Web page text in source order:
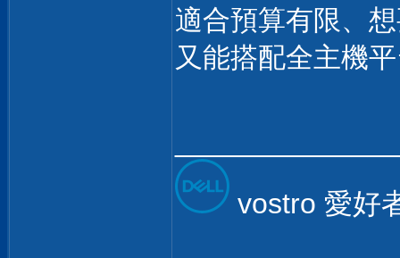
適合預算有限、
又能搭配全主機
vostro 愛好